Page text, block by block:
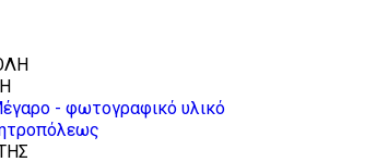
- φωτογραφικό υλικό